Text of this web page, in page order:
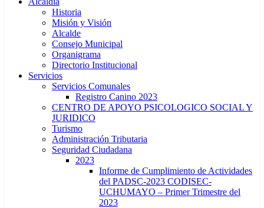
Historia
Misión y Visión
Alcalde
Consejo Municipal
Organigrama
Directorio Institucional
Servicios
Servicios Comunales
Registro Canino 2023
CENTRO DE APOYO PSICOLOGICO SOCIAL Y
JURIDICO
Turismo
Administración Tributaria
Seguridad Ciudadana
2023
Informe de Cumplimiento de Actividades
del PADSC-2023 CODISEC-
UCHUMAYO – Primer Trimestre del
2023